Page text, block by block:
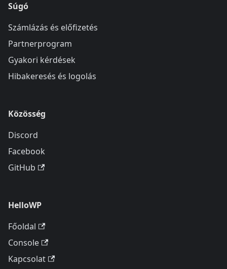
Súgó
Számlázás és előfizetés
Partnerprogram
Gyakori kérdések
Hibakeresés és logolás
Közösség
Discord
Facebook
GitHub
HelloWP
Főoldal
Console
Kapcsolat